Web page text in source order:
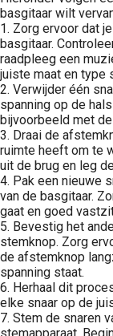
basgitaar wilt
1. Zorg ervoor dat
basgitaar.
raadpleeg een
juiste maat en type
2. Verwijder één
spanning op de
bijvoorbeeld met
3. Draai de
ruimte heeft om te
uit de brug en leg
4. Pak een nieuwe
van de basgitaar.
gaat en goed
5. Bevestig het
stemknop. Zorg
de afstemknop
spanning staat.
6. Herhaal dit
elke snaar op de
7. Stem de snaren